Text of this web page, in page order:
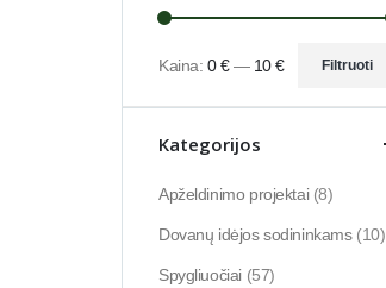
kaina
kaina
Filtruoti
Kaina: 0 €— 10 €
Kategorijos
Apželdinimo projektai (8)
Dovanų idėjos sodininkams (10)
Spygliuočiai (57)